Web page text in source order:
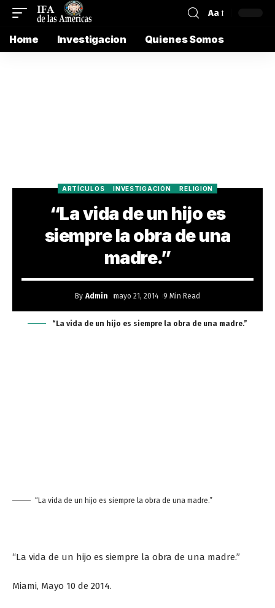
Aa
Home Investigacion Quienes Somos
ARTÍCULOS INVESTIGACIÓN RELIGION
“La vida de un hijo es
siempre la obra de una
madre.”
By Admin mayo 21, 2014 9 Min Read
“La vida de un hijo es siempre la obra de una madre.”
“La vida de un hijo es siempre la obra de una madre.”
“La vida de un hijo es siempre la obra de una madre.”
Miami, Mayo 10 de 2014.